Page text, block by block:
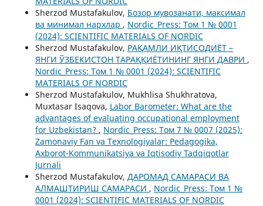
Sherzod Mustafakulov, Бозор мувозанати, максимал
ва минимал нархлар , Nordic_Press: Том 1 № 0001
(2024): SCIENTIFIC MATERIALS OF NORDIC
Sherzod Mustafakulov, РАҚАМЛИ ИҚТИСОДИЁТ –
ЯНГИ ЎЗБЕКИСТОН ТАРАҚҚИЁТИНИНГ ЯНГИ ДАВРИ ,
Nordic_Press: Том 1 № 0001 (2024): SCIENTIFIC
MATERIALS OF NORDIC
Sherzod Mustafakulov, Mukhlisa Shukhratova,
Muxtasar Isaqova, Labor Barometer: What are the
advantages of evaluating occupational employment
for Uzbekistan? , Nordic_Press: Том 7 № 0007 (2025):
Zamonaviy Fan va Texnologiyalar: Pedagogika,
Axborot-Kommunikatsiya va Iqtisodiy Tadqiqotlar
Jurnali
Sherzod Mustafakulov, ДАРОМАД САМАРАСИ ВА
АЛМАШТИРИШ САМАРАСИ , Nordic_Press: Том 1 №
0001 (2024): SCIENTIFIC MATERIALS OF NORDIC